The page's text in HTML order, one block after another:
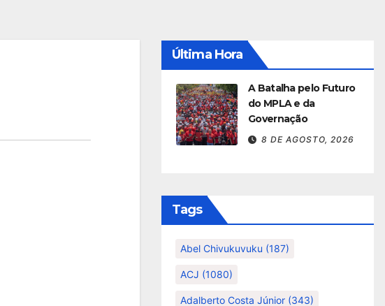
Última Hora
A Batalha pelo Futuro
do MPLA e da
Governação
8 DE AGOSTO, 2026
Tags
Abel Chivukuvuku (187)
ACJ (1080)
Adalberto Costa Júnior (343)